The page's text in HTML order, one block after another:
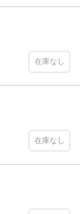
在庫なし
在庫なし